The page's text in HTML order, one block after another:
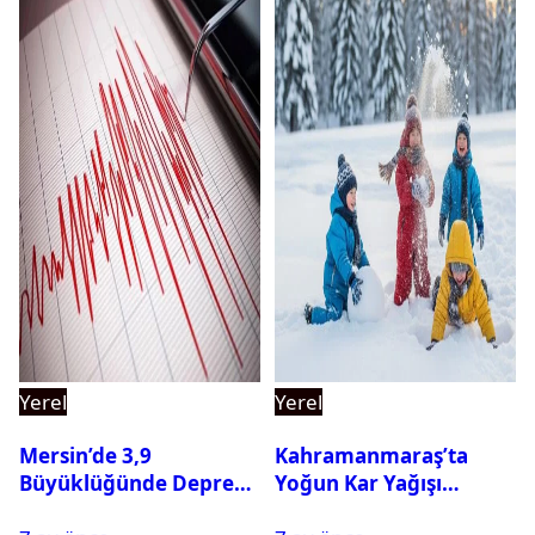
Yerel
Mersin’de 3,9
Büyüklüğünde Deprem
Yerel
Kahramanmaraş’ta
Yoğun Kar Yağışı